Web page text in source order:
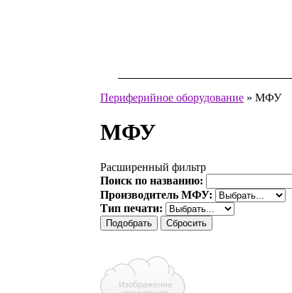
Периферийное оборудование » МФУ
МФУ
Расширенный фильтр
Поиск по названию:
Производитель МФУ:
Тип печати: